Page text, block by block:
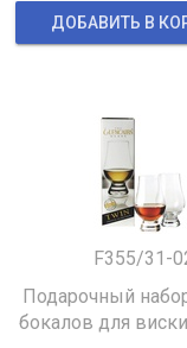
ДОБАВИТЬ В
F355/31-
Подарочный
бокалов для